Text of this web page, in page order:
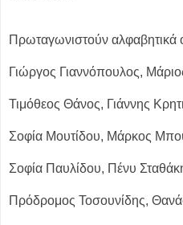
Πρωταγωνιστούν αλφαβητικά
Γιώργος Γιαννόπουλος,
Τιμόθεος Θάνος, Γιάννης
Σοφία Μουτίδου, Μάρκος
Σοφία Παυλίδου, Πένυ
Πρόδρομος Τοσουνίδης,